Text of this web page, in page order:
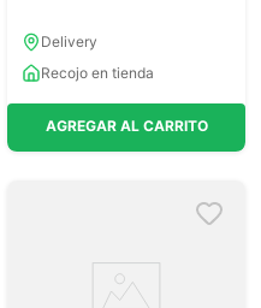
Delivery
Recojo en tienda
AGREGAR AL CARRITO